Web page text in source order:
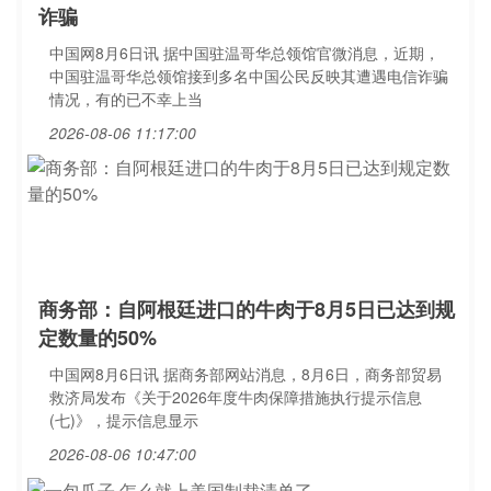
诈骗
中国网8月6日讯 据中国驻温哥华总领馆官微消息，近期，
中国驻温哥华总领馆接到多名中国公民反映其遭遇电信诈骗
情况，有的已不幸上当
2026-08-06 11:17:00
商务部：自阿根廷进口的牛肉于8月5日已达到规
定数量的50%
中国网8月6日讯 据商务部网站消息，8月6日，商务部贸易
救济局发布《关于2026年度牛肉保障措施执行提示信息
(七)》，提示信息显示
2026-08-06 10:47:00